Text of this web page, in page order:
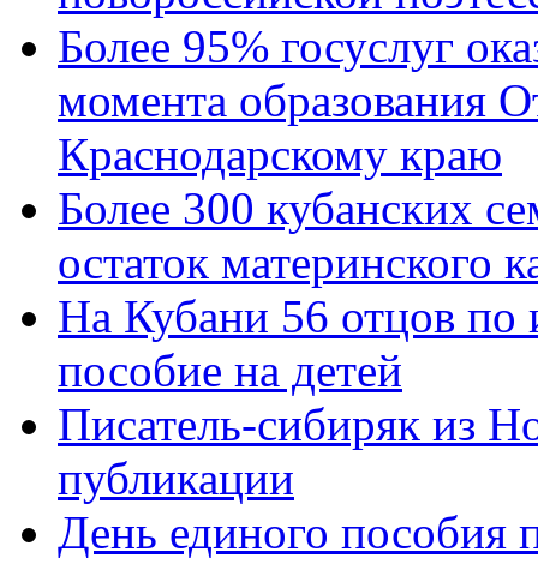
Более 95% госуслуг
момента образования
Краснодарскому краю
Более 300 кубанских
остаток материнского
На Кубани 56 отцов по
пособие на детей
Писатель-сибиряк из
публикации
День единого пособия